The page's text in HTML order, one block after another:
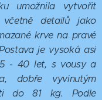
umožnila vytvořit
včetně detailů jako
krve na pravé
je vysoká asi
- 40 let, s vousy a
dobře vyvinutým
do 81 kg. Podle